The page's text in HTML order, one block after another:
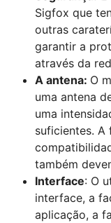
Sigfox que
outras
garantir a
através da
A antena: O
uma antena
uma
suficientes. A
também
Interface: O
interface, a
aplicação, a